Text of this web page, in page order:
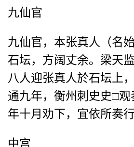
九仙官
九仙官，本张真人（名
石坛，方阔丈余。梁天
八人迎张真人於石坛上
通九年，衡州刺史史□观
年十月劝下，宜依所奏行
中宫